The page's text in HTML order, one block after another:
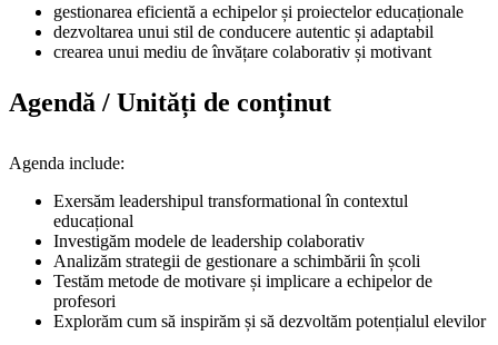
gestionarea eficientă a echipelor și proiectelor educaționale
dezvoltarea unui stil de conducere autentic și adaptabil
crearea unui mediu de învățare colaborativ și motivant
Agendă / Unități de conținut
Agenda include:
Exersăm leadershipul transformational în contextul
educațional
Investigăm modele de leadership colaborativ
Analizăm strategii de gestionare a schimbării în școli
Testăm metode de motivare și implicare a echipelor de
profesori
Explorăm cum să inspirăm și să dezvoltăm potențialul elevilor